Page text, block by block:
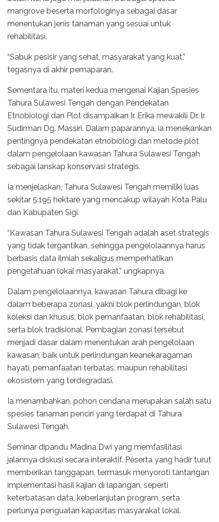
mangrove beserta morfologinya sebagai dasar
menentukan jenis tanaman yang sesuai untuk
rehabilitasi.
“Sabuk pesisir yang sehat, masyarakat yang kuat,”
tegasnya di akhir pemaparan.
Sementara itu, materi kedua mengenai Kajian Spesies
Tahura Sulawesi Tengah dengan Pendekatan
Etnobiologi dan Plot disampaikan Ir. Erika mewakili Dr. Ir.
Sudirman Dg. Massiri. Dalam paparannya, ia menekankan
pentingnya pendekatan etnobiologi dan metode plot
dalam pengelolaan kawasan Tahura Sulawesi Tengah
sebagai lanskap konservasi strategis.
Ia menjelaskan, Tahura Sulawesi Tengah memiliki luas
sekitar 5.195 hektare yang mencakup wilayah Kota Palu
dan Kabupaten Sigi.
“Kawasan Tahura Sulawesi Tengah adalah aset strategis
yang tidak tergantikan, sehingga pengelolaannya harus
berbasis data ilmiah sekaligus memperhatikan
pengetahuan lokal masyarakat,” ungkapnya.
Dalam pengelolaannya, kawasan Tahura dibagi ke
dalam beberapa zonasi, yakni blok perlindungan, blok
koleksi dan khusus, blok pemanfaatan, blok rehabilitasi,
serta blok tradisional. Pembagian zonasi tersebut
menjadi dasar dalam menentukan arah pengelolaan
kawasan, baik untuk perlindungan keanekaragaman
hayati, pemanfaatan terbatas, maupun rehabilitasi
ekosistem yang terdegradasi.
Ia menambahkan, pohon cendana merupakan salah satu
spesies tanaman penciri yang terdapat di Tahura
Sulawesi Tengah.
Seminar dipandu Madina Dwi yang memfasilitasi
jalannya diskusi secara interaktif. Peserta yang hadir turut
memberikan tanggapan, termasuk menyoroti tantangan
implementasi hasil kajian di lapangan, seperti
keterbatasan data, keberlanjutan program, serta
perlunya penguatan kapasitas masyarakat lokal.